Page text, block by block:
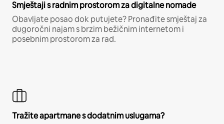
Smještaji s radnim prostorom za digitalne nomade
Obavljate posao dok putujete? Pronađite smještaj za
dugoročni najam s brzim bežičnim internetom i
posebnim prostorom za rad.
Tražite apartmane s dodatnim uslugama?